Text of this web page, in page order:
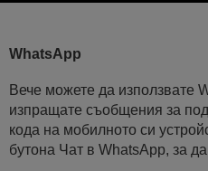
WhatsApp
Вече можете да използвате
изпращате съобщения за
кода на мобилното си
бутона Чат в WhatsApp, за